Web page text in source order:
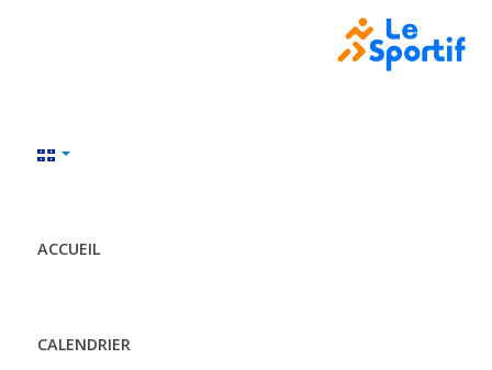
ACCUEIL
CALENDRIER